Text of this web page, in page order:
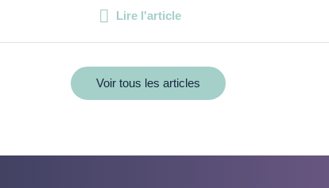
Lire l'article
Voir tous les articles